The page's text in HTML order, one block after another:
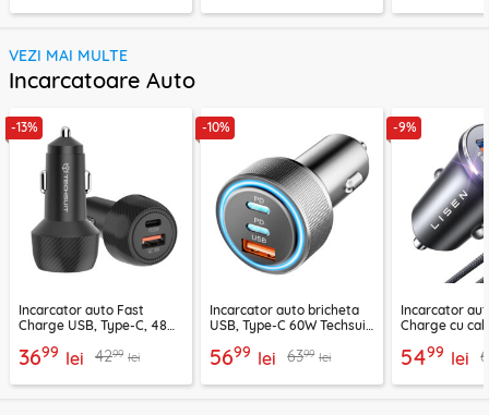
VEZI MAI MULTE
Incarcatoare Auto
-13%
Incarcator auto Fast
Charge USB, Type-C, 48W
3699 lei 4299 lei
-10%
Incarcator auto bricheta
USB, Type-C 60W Techsuit
5699 lei 6399 lei
-9%
Incarcator
Charge cu
5499 lei